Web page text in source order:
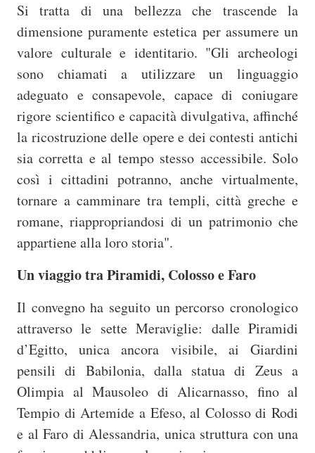
Si tratta di una bellezza che trascende la
dimensione puramente estetica per assumere un
valore culturale e identitario. "Gli archeologi
sono chiamati a utilizzare un linguaggio
adeguato e consapevole, capace di coniugare
rigore scientifico e capacità divulgativa, affinché
la ricostruzione delle opere e dei contesti antichi
sia corretta e al tempo stesso accessibile. Solo
così i cittadini potranno, anche virtualmente,
tornare a camminare tra templi, città greche e
romane, riappropriandosi di un patrimonio che
appartiene alla loro storia".
Un viaggio tra Piramidi, Colosso e Faro
Il convegno ha seguito un percorso cronologico
attraverso le sette Meraviglie: dalle Piramidi
d’Egitto, unica ancora visibile, ai Giardini
pensili di Babilonia, dalla statua di Zeus a
Olimpia al Mausoleo di Alicarnasso, fino al
Tempio di Artemide a Efeso, al Colosso di Rodi
e al Faro di Alessandria, unica struttura con una